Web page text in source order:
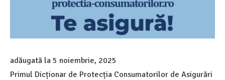
adăugată la 5 noiembrie, 2025
Primul Dicționar de Protecția Consumatorilor de Asigurări